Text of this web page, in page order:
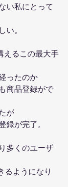
い私にとって
い。
えるこの最大手
ったのか
商品登録がで
が
録が完了。
多くのユーザ
るようになり